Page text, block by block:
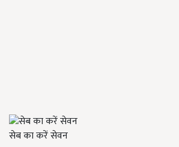
सेब का करें सेवन